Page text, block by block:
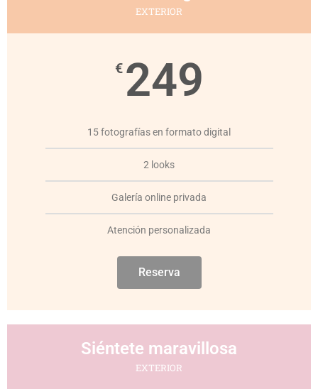
EXTERIOR
€ 249
15 fotografías en formato digital
2 looks
Galería online privada
Atención personalizada
Reserva
Siéntete maravillosa
EXTERIOR